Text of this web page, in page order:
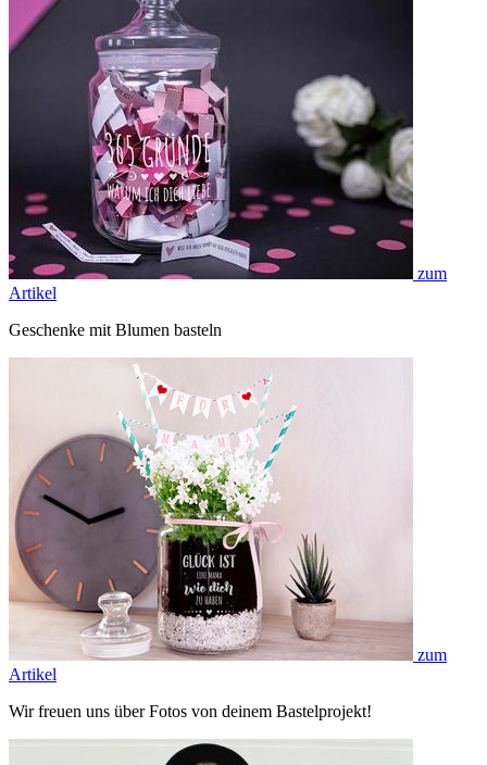
zum
Artikel
Geschenke mit Blumen basteln
zum
Artikel
Wir freuen uns über Fotos von deinem Bastelprojekt!